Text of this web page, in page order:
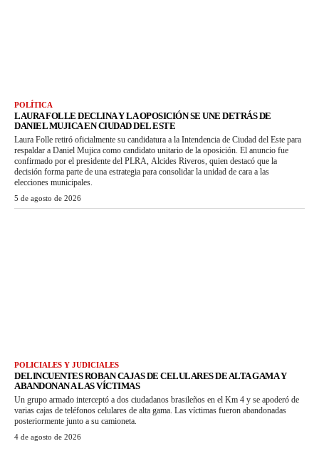
POLÍTICA
LAURA FOLLE DECLINA Y LA OPOSICIÓN SE UNE DETRÁS DE
DANIEL MUJICA EN CIUDAD DEL ESTE
Laura Folle retiró oficialmente su candidatura a la Intendencia de Ciudad del Este para
respaldar a Daniel Mujica como candidato unitario de la oposición. El anuncio fue
confirmado por el presidente del PLRA, Alcides Riveros, quien destacó que la
decisión forma parte de una estrategia para consolidar la unidad de cara a las
elecciones municipales.
5 de agosto de 2026
POLICIALES Y JUDICIALES
DELINCUENTES ROBAN CAJAS DE CELULARES DE ALTA GAMA Y
ABANDONAN A LAS VÍCTIMAS
Un grupo armado interceptó a dos ciudadanos brasileños en el Km 4 y se apoderó de
varias cajas de teléfonos celulares de alta gama. Las víctimas fueron abandonadas
posteriormente junto a su camioneta.
4 de agosto de 2026